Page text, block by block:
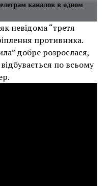
каналов в одном
невідома “третя
противника.
добре розрослася,
по всьому